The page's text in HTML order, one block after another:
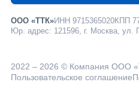
ООО «ТТК»ИНН 9715365020КПП
Юр. адрес: 121596, г. Москва, ул.
2022 – 2026 © Компания ООО
Пользовательское соглашение